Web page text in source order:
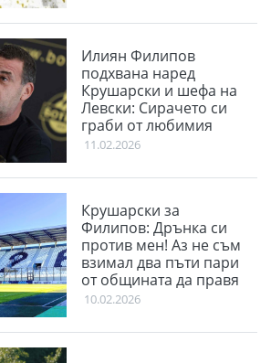
Илиян Филипов
подхвана наред
Крушарски и шефа на
Левски: Сирачето си
граби от любимия
клуб
11.02.2026
Крушарски за
Филипов: Дрънка си
против мен! Аз не съм
взимал два пъти пари
от общината да правя
терен
10.02.2026